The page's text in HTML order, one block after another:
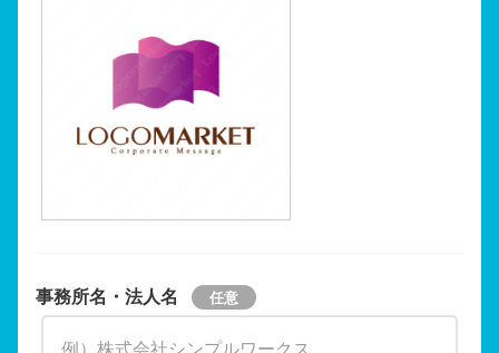
事務所名・法人名